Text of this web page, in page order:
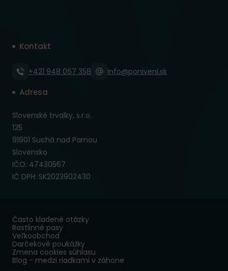
Kontakt
+421 948 067 358 info@poniveni.sk
Adresa
Slovenské trvalky, s.r.o.
125
91901 Suchá nad Parnou
Slovensko
IČO: 47430567
IČ DPH: SK2023902430
Často kladené otázky
Rastlinné pasy
Veľkoobchod
Darčekové poukážky
Zmena cookies súhlasu
Blog - medzi riadkami v záhone